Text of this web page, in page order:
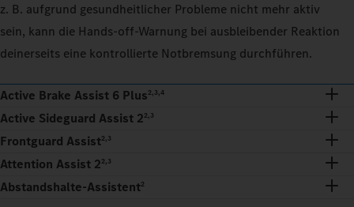
z. B. aufgrund gesundheitlicher Probleme nicht mehr aktiv
sein, kann die Hands-off-Warnung bei ausbleibender Reaktion
deinerseits eine kontrollierte Notbremsung durchführen.
Active Brake Assist 6 Plus2,3,4
Active Sideguard Assist 22,3
Frontguard Assist2,3
Attention Assist 22,3
Abstandshalte-Assistent2